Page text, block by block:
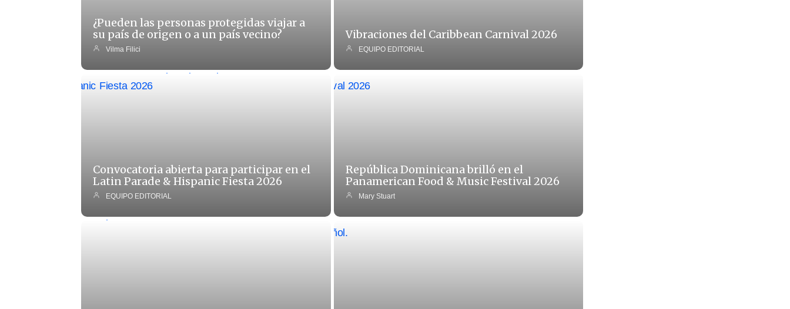
¿Pueden las personas protegidas viajar a
su país de origen o a un país vecino?
Vilma Filici
Vibraciones del Caribbean Carnival 2026
EQUIPO EDITORIAL
Convocatoria abierta para participar en el
Latin Parade & Hispanic Fiesta 2026
EQUIPO EDITORIAL
República Dominicana brilló en el
Panamerican Food & Music Festival 2026
Mary Stuart